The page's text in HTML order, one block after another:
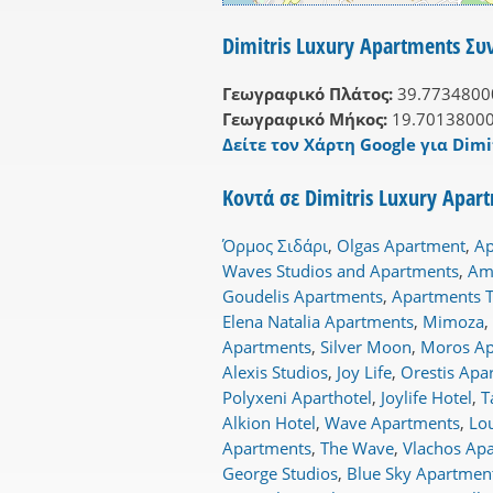
Dimitris Luxury Apartments
Γεωγραφικό Πλάτος:
Γεωγραφικό Μήκος:
Δείτε τον Χάρτη Google για
Κοντά σε Dimitris Luxury
Όρμος Σιδάρι, Olgas Apartment,
Waves Studios and Apartments,
Goudelis Apartments, Apartments
Elena Natalia Apartments, Mimoza,
Apartments, Silver Moon, Moros
Alexis Studios, Joy Life, Orestis
Polyxeni Aparthotel, Joylife Hotel,
Alkion Hotel, Wave Apartments,
Apartments, The Wave, Vlachos
George Studios, Blue Sky